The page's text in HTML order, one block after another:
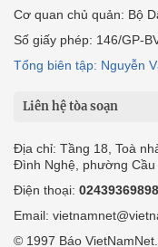
Cơ quan chủ quản: Bộ
Số giấy phép: 146/GP-
Tổng biên tập: Nguyễn
Liên hệ tòa soạn
Địa chỉ: Tầng 18, Toà
Đình Nghệ, phường Cầu
Điện thoại: 02439369898
Email:
© 1997 Báo